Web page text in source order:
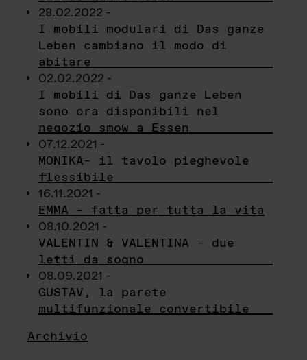
28.02.2022 -
I mobili modulari di Das ganze
Leben cambiano il modo di
abitare
02.02.2022 -
I mobili di Das ganze Leben
sono ora disponibili nel
negozio smow a Essen
07.12.2021 -
MONIKA– il tavolo pieghevole
flessibile
16.11.2021 -
EMMA – fatta per tutta la vita
08.10.2021 -
VALENTIN & VALENTINA – due
letti da sogno
08.09.2021 -
GUSTAV, la parete
multifunzionale convertibile
Archivio